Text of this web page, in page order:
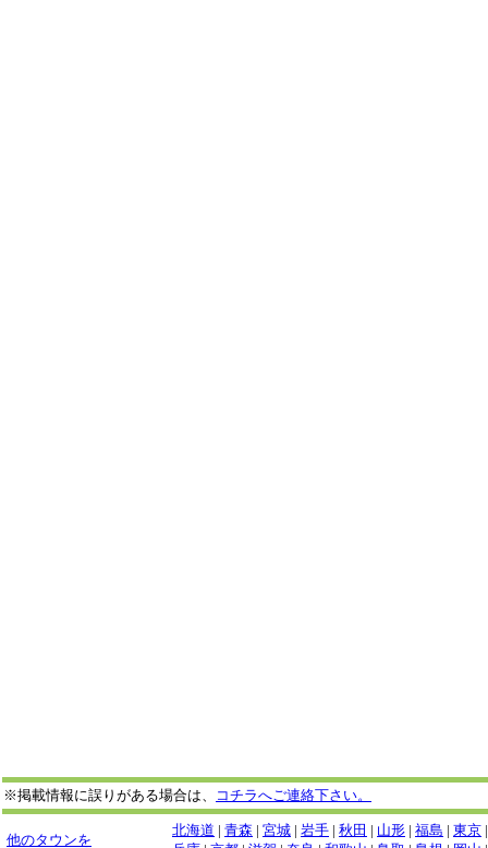
※掲載情報に誤りがある場合は、 コチラへご連絡下さい。
他のタウンを
北海道 | 青森 | 宮城 | 岩手 | 秋田 | 山形 | 福島 | 東京